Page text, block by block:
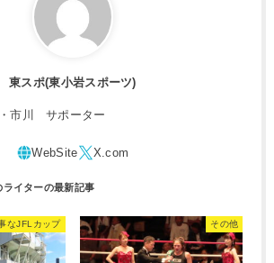
東スポ(東小岩スポーツ)
市川 サポーター
なJFLカップ その他